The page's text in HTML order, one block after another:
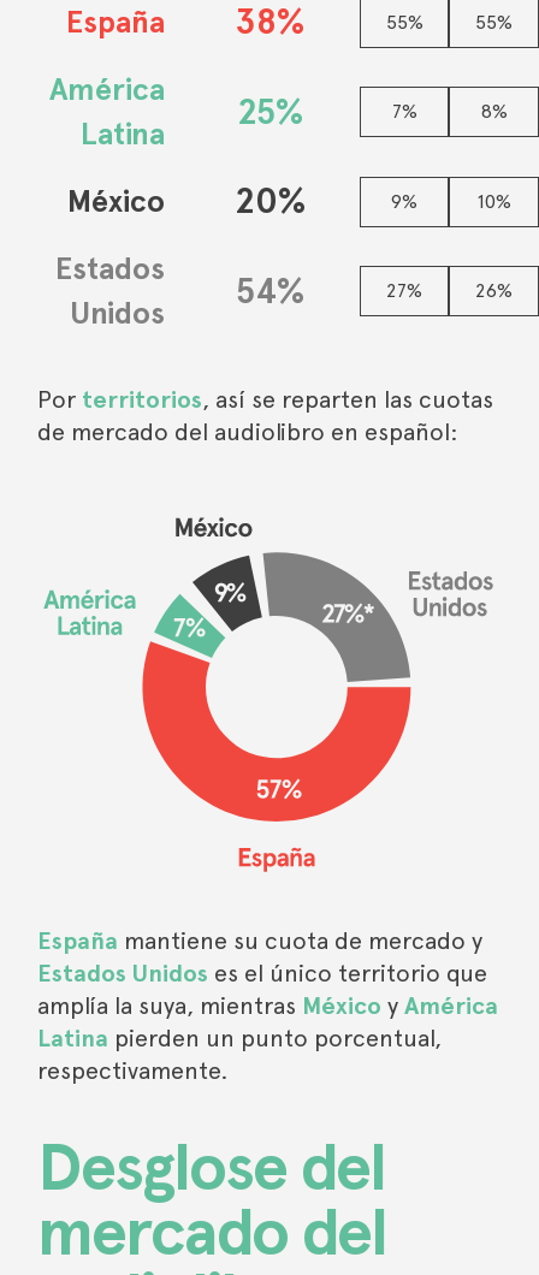
España 38% 55% 55%
América
Latina
25% 7% 8%
México 20% 9% 10%
Estados
Unidos
54% 27% 26%
Por territorios, así se reparten las cuotas
de mercado del audiolibro en español:
España mantiene su cuota de mercado y
Estados Unidos es el único territorio que
amplía la suya, mientras México y América
Latina pierden un punto porcentual,
respectivamente.
Desglose del
mercado del